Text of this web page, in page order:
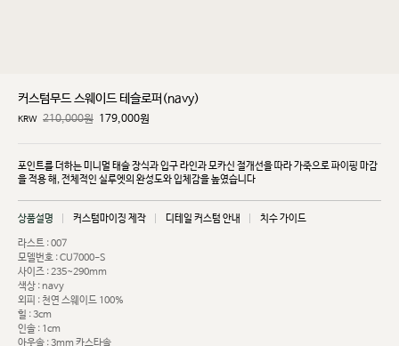
커스텀무드 스웨이드 테슬로퍼(navy)
KRW 210,000원 179,000원
포인트를 더하는 미니멀 태슬 장식과 입구 라인과 모카신 절개선을 따라 가죽으로 파이핑 마감
을 적용해, 전체적인 실루엣의 완성도와 입체감을 높였습니다
상품설명 커스텀마이징 제작 디테일 커스텀 안내 치수 가이드
라스트 : 007
모델번호 : CU7000-S
사이즈 : 235~290mm
색상 : navy
외피 : 천연 스웨이드 100%
힐 : 3cm
인솔 : 1cm
아웃솔 : 3mm 카스타솔